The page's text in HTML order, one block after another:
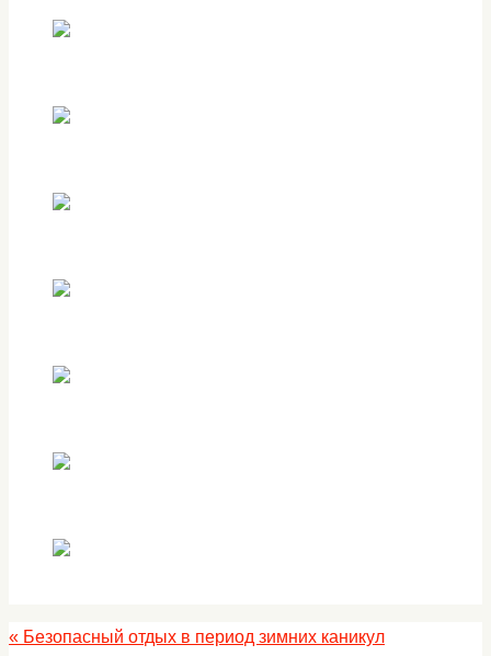
« Безопасный отдых в период зимних каникул